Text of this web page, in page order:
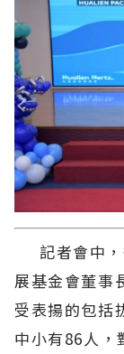
記者會中，
展基金會董事
受表揚的包括
中小有86人，